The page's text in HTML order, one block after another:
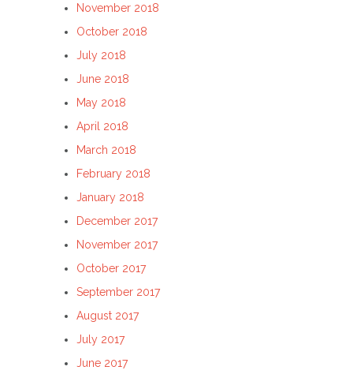
November 2018
October 2018
July 2018
June 2018
May 2018
April 2018
March 2018
February 2018
January 2018
December 2017
November 2017
October 2017
September 2017
August 2017
July 2017
June 2017